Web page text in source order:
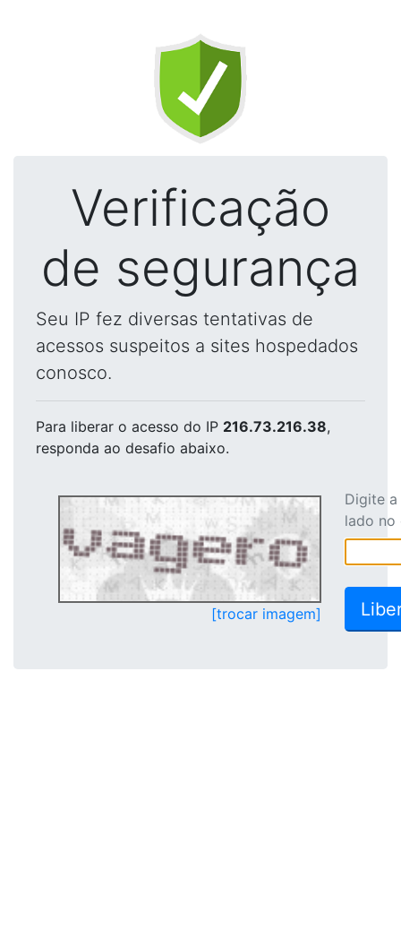
Verificação
de segurança
Seu IP fez diversas tentativas de
acessos suspeitos a sites hospedados
conosco.
Para liberar o acesso do IP 216.73.216.38,
responda ao desafio abaixo.
[trocar imagem]
Digite
lado no